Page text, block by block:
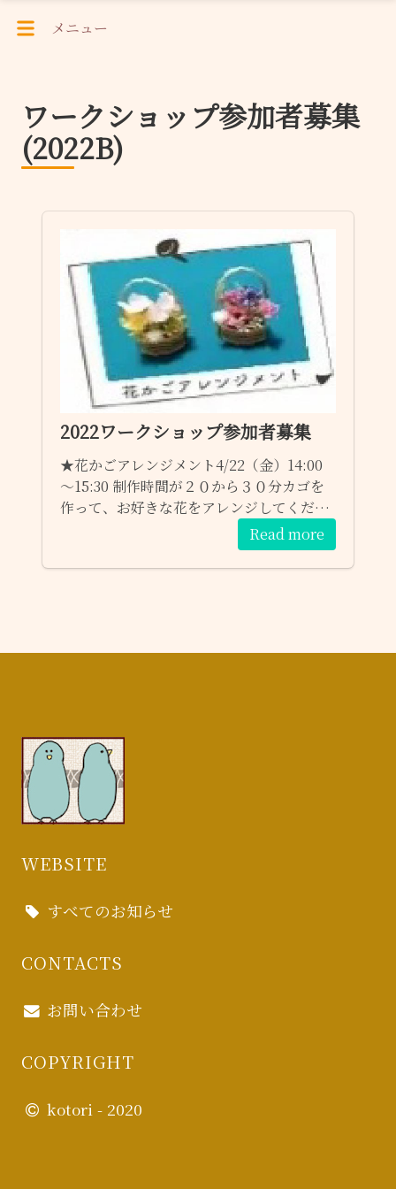
メニュー
ワークショップ参加者募集
(2022B)
2022ワークショップ参加者募集
★花かごアレンジメント4/22（金）14:00
～15:30 制作時間が２０から３０分カゴを
作って、お好きな花をアレンジしてくださ
い。 ★ハーブの入浴剤4/22（金）15:30～
17:00 ￥１０００ 乾燥させた数種類のハー
ブをブレンドして岩塩とともに使う入浴剤
トスプレーを作ります。 ★ウェルカムボー
参加予約は、お問い合わせフォームからも
受け付けます。 １）参加希望のワークショ
ップ ２）日程 ３）お名前 宜しくお願いし
ます。
Read more
WEBSITE
すべてのお知らせ
CONTACTS
お問い合わせ
COPYRIGHT
kotori - 2020